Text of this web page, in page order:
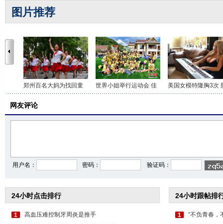
图片推荐
郑州百名大妈为找回童 世界小姐举行运动会 佳 美国女模特隆胸3次
网友评论
用户名： 密码： 验证码：
24小时点击排行
1
高血压难控制牙周炎是推手
24小时跟帖排
1
“不负青春